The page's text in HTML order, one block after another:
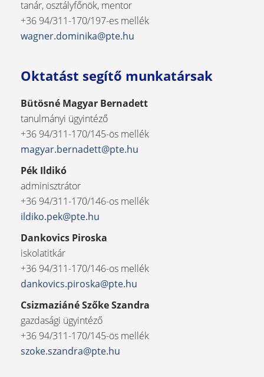
tanár, osztályfőnök, mentor
+36 94/311-170/197-es mellék
wagner.dominika@pte.hu
Oktatást segítő munkatársak
Bütösné Magyar Bernadett
tanulmányi ügyintéző
+36 94/311-170/145-ös mellék
magyar.bernadett@pte.hu
Pék Ildikó
adminisztrátor
+36 94/311-170/146-os mellék
ildiko.pek@pte.hu
Dankovics Piroska
iskolatitkár
+36 94/311-170/146-os mellék
dankovics.piroska@pte.hu
Csizmaziáné Szőke Szandra
gazdasági ügyintéző
+36 94/311-170/145-ös mellék
szoke.szandra@pte.hu